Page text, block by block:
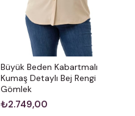
Büyük Beden Kabartmalı
Kumaş Detaylı Bej Rengi
Gömlek
₺2.749,00